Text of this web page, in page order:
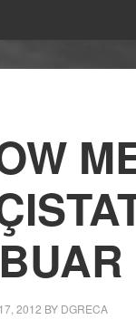
2012 BY DGRECA